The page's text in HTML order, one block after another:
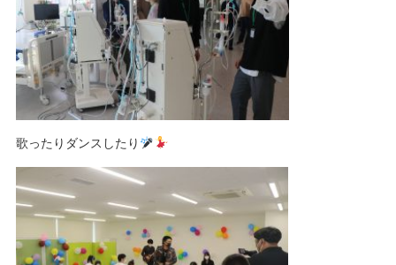
歌ったりダンスしたり